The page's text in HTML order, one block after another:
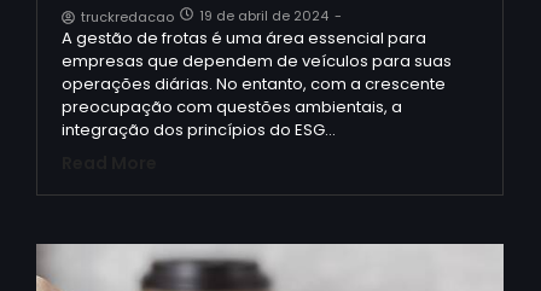
truckredacao 19 de abril de 2024 -
A gestão de frotas é uma área essencial para
empresas que dependem de veículos para suas
operações diárias. No entanto, com a crescente
preocupação com questões ambientais, a
integração dos princípios do ESG…